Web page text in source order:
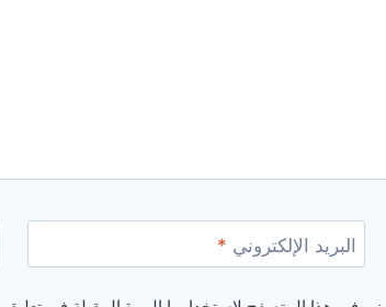
البريد الإلكتروني *